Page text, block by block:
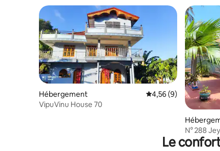
Hébergement Évaluation moyenne
4,56 (9)
VipuVinu House 70
N° 288
Le